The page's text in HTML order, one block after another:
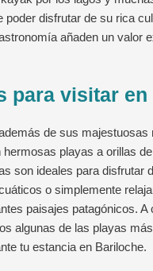
poder disfrutar de su rica
añaden un valor
para visitar
de sus majestuosas
hermosas playas a orillas
son ideales para disfrutar
o simplemente
paisajes patagónicos. A
algunas de las playas
tu estancia en Bariloche.